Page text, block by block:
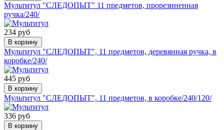
Мультитул "СЛЕДОПЫТ" 11 предметов, прорезиненная
ручка/240/
234 руб
В корзину
Мультитул "СЛЕДОПЫТ", 11 предметов, деревянная ручка, в
коробке/240/
445 руб
В корзину
Мультитул "СЛЕДОПЫТ", 11 предметов, в коробке/240/120/
336 руб
В корзину